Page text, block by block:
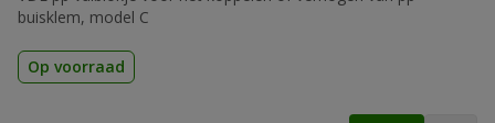
buisklem, model C
Op voorraad